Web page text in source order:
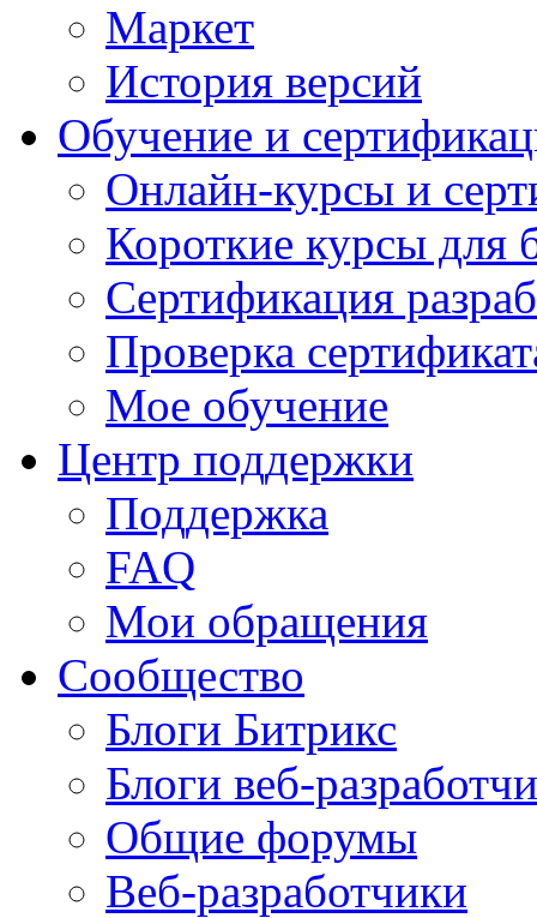
Маркет
История версий
Обучение и
Онлайн-курсы и
Короткие курсы для
Сертификация
Проверка
Мое обучение
Центр поддержки
Поддержка
FAQ
Мои обращения
Сообщество
Блоги Битрикс
Блоги веб-
Общие форумы
Веб-разработчики